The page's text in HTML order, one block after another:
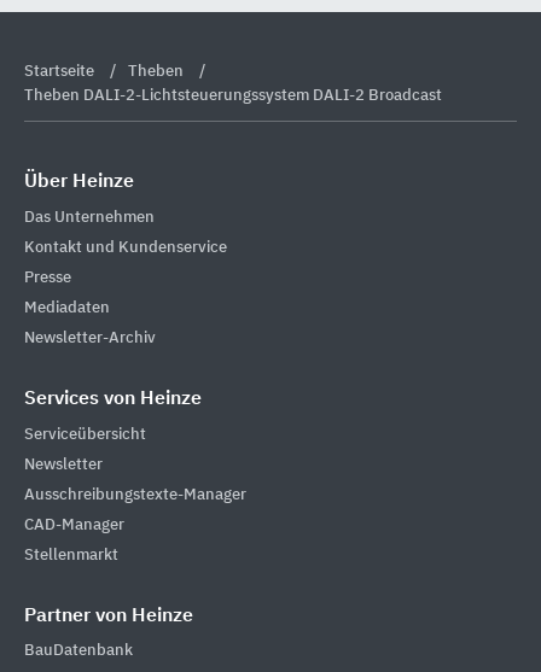
Startseite
Theben
Theben DALI-2-Lichtsteuerungssystem DALI-2 Broadcast
Über Heinze
Das Unternehmen
Kontakt und Kundenservice
Presse
Mediadaten
Newsletter-Archiv
Services von Heinze
Serviceübersicht
Newsletter
Ausschreibungstexte-Manager
CAD-Manager
Stellenmarkt
Partner von Heinze
BauDatenbank